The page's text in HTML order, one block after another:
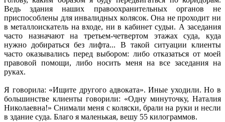
Ведь здания наших правоохранительных органов не
приспособлены для инвалидных колясок. Она не проходит ни
в металлоискатель на входе, ни в кабинет судьи. А заседания
часто назначают на третьем-четвертом этажах суда, куда
нужно добираться без лифта... В такой ситуации клиенты
часто оказывались перед выбором: либо отказаться от моей
правовой помощи, либо носить меня на все заседания на
руках.
Я говорила: «Ищите другого адвоката». Иные уходили. Но в
большинстве клиенты говорили: «Одну минуточку, Наталия
Николаевна!» Снимали меня с коляски, брали на руки и несли
в здание суда. Благо я маленькая, вешу 55 килограммов.